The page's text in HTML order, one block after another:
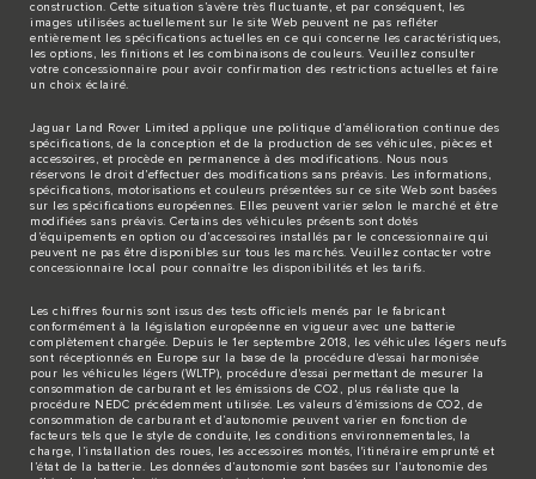
construction. Cette situation s’avère très fluctuante, et par conséquent, les
images utilisées actuellement sur le site Web peuvent ne pas refléter
entièrement les spécifications actuelles en ce qui concerne les caractéristiques,
les options, les finitions et les combinaisons de couleurs. Veuillez consulter
votre concessionnaire pour avoir confirmation des restrictions actuelles et faire
un choix éclairé.
Jaguar Land Rover Limited applique une politique d’amélioration continue des
spécifications, de la conception et de la production de ses véhicules, pièces et
accessoires, et procède en permanence à des modifications. Nous nous
réservons le droit d’effectuer des modifications sans préavis. Les informations,
spécifications, motorisations et couleurs présentées sur ce site Web sont basées
sur les spécifications européennes. Elles peuvent varier selon le marché et être
modifiées sans préavis. Certains des véhicules présents sont dotés
d’équipements en option ou d’accessoires installés par le concessionnaire qui
peuvent ne pas être disponibles sur tous les marchés. Veuillez contacter votre
concessionnaire local pour connaître les disponibilités et les tarifs.
Les chiffres fournis sont issus des tests officiels menés par le fabricant
conformément à la législation européenne en vigueur avec une batterie
complètement chargée. Depuis le 1er septembre 2018, les véhicules légers neufs
sont réceptionnés en Europe sur la base de la procédure d'essai harmonisée
pour les véhicules légers (WLTP), procédure d'essai permettant de mesurer la
consommation de carburant et les émissions de CO2, plus réaliste que la
procédure NEDC précédemment utilisée. Les valeurs d’émissions de CO2, de
consommation de carburant et d’autonomie peuvent varier en fonction de
facteurs tels que le style de conduite, les conditions environnementales, la
charge, l’installation des roues, les accessoires montés, l'itinéraire emprunté et
l’état de la batterie. Les données d’autonomie sont basées sur l’autonomie des